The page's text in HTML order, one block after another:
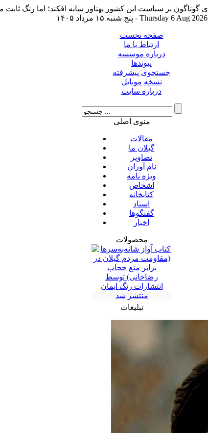
پنج شنبه ۱۵ مرداد ۱۴۰۵ - Thursday 6 Aug 2026
صفحه نخست
ارتباط با ما
درباره موسسه
پیوندها
جستجوی پیشرفته
نسخه موبایل
درباره سایت
منوی اصلی
مقالات
گیلان ما
تصاویر
نام آوران
ویژه نامه
اشخاص
کتابخانه
اسناد
گفتگوها
اخبار
محصولات
تبلیغات